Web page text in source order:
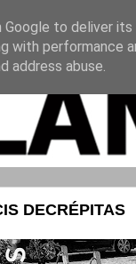
DECRÉPITAS
to deliver
with performance
address abuse.